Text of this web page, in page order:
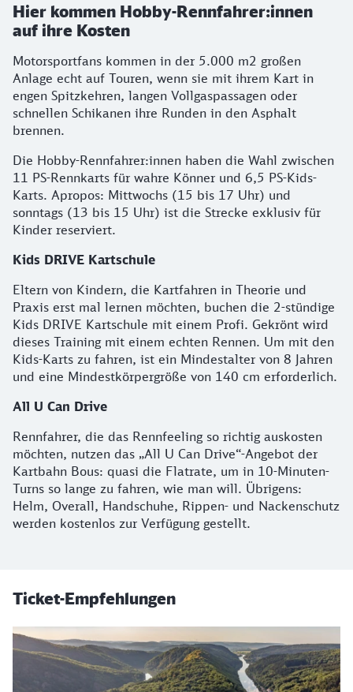
Hier kommen Hobby-Rennfahrer:innen
auf ihre Kosten
Motorsportfans kommen in der 5.000 m2 großen
Anlage echt auf Touren, wenn sie mit ihrem Kart in
engen Spitzkehren, langen Vollgaspassagen oder
schnellen Schikanen ihre Runden in den Asphalt
brennen.
Die Hobby-Rennfahrer:innen haben die Wahl zwischen
11 PS-Rennkarts für wahre Könner und 6,5 PS-Kids-
Karts. Apropos: Mittwochs (15 bis 17 Uhr) und
sonntags (13 bis 15 Uhr) ist die Stre­cke exklusiv für
Kinder reserviert.
Kids DRIVE Kartschule
Eltern von Kindern, die Kartfahren in Theorie und
Praxis erst mal lernen möchten, buchen die 2-stündige
Kids DRIVE Kartschule mit einem Profi. Gekrönt wird
dieses Training mit einem echten Rennen. Um mit den
Kids-Karts zu fahren, ist ein Mindestalter von 8 Jahren
und eine Mindestkörpergröße von 140 cm erforderlich.
All U Can Drive
Rennfahrer, die das Rennfeeling so richtig auskosten
möchten, nutzen das „All U Can Drive“-Angebot der
Kartbahn Bous: quasi die Flatrate, um in 10-Minuten-
Turns so lange zu fahren, wie man will. Übrigens:
Helm, Overall, Handschuhe, Rippen- und Nackenschutz
werden kostenlos zur Verfügung gestellt.
Ticket-Empfehlungen